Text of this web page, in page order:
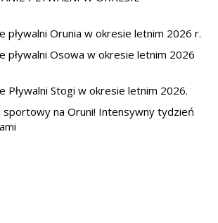
pływalni Orunia w okresie letnim 2026 r.
pływalni Osowa w okresie letnim 2026
Pływalni Stogi w okresie letnim 2026.
sportowy na Oruni! Intensywny tydzień